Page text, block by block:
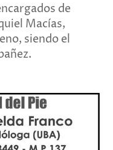
de
Macías,
siendo el